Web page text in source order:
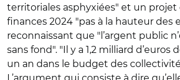
territoriales asphyxiées" et un projet
finances 2024 "pas à la hauteur des
reconnaissant que "l’argent public
sans fond". "Il y a 1,2 milliard d’euros
un an dans le budget des